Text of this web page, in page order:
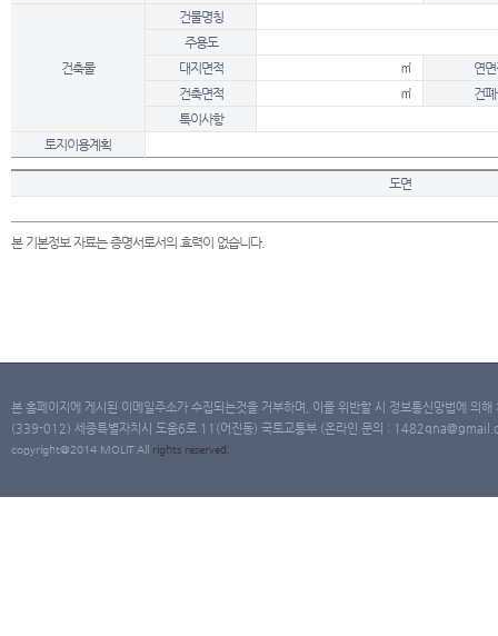
건축물
건물명칭
주용도
대지면적
㎡
연
건축면적
㎡
건
특이사항
토지이용계획
도면
본 기본정보 자료는 증명서로서의 효력이 없습니다.
본 홈페이지에 게시된 이메일주소가 수집되는것을 거부하며, 이를 위반할 시 정보통신망법에 의
(339-012) 세종특별자치시 도움6로 11(어진동) 국토교통부 (온라인 문의 :
copyright@2014 MOLIT All rights reserved.